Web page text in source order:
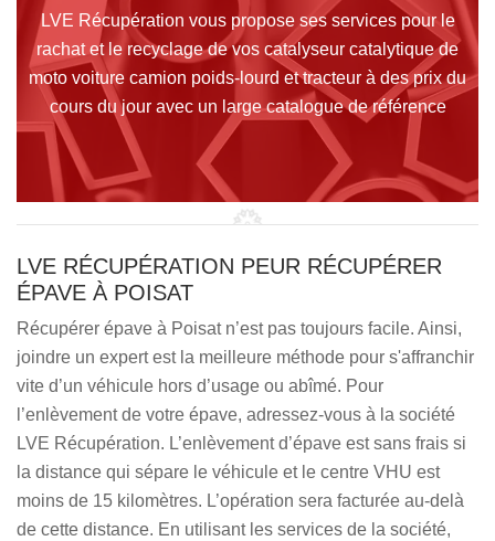
LVE Récupération vous propose ses services pour le
rachat et le recyclage de vos catalyseur catalytique de
moto voiture camion poids-lourd et tracteur à des prix du
cours du jour avec un large catalogue de référence
LVE RÉCUPÉRATION PEUR RÉCUPÉRER
ÉPAVE À POISAT
Récupérer épave à Poisat n’est pas toujours facile. Ainsi,
joindre un expert est la meilleure méthode pour s'affranchir
vite d’un véhicule hors d’usage ou abîmé. Pour
l’enlèvement de votre épave, adressez-vous à la société
LVE Récupération. L’enlèvement d’épave est sans frais si
la distance qui sépare le véhicule et le centre VHU est
moins de 15 kilomètres. L’opération sera facturée au-delà
de cette distance. En utilisant les services de la société,